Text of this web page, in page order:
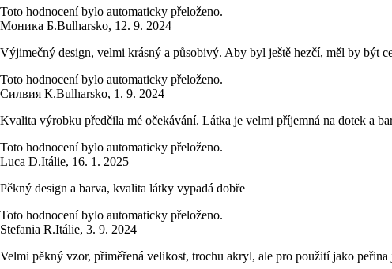
Toto hodnocení bylo automaticky přeloženo.
Моника Б.Bulharsko, 12. 9. 2024
Výjimečný design, velmi krásný a působivý. Aby byl ještě hezčí, měl by být
Toto hodnocení bylo automaticky přeloženo.
Силвия К.Bulharsko, 1. 9. 2024
Kvalita výrobku předčila mé očekávání. Látka je velmi příjemná na dotek a
Toto hodnocení bylo automaticky přeloženo.
Luca D.Itálie, 16. 1. 2025
Pěkný design a barva, kvalita látky vypadá dobře
Toto hodnocení bylo automaticky přeloženo.
Stefania R.Itálie, 3. 9. 2024
Velmi pěkný vzor, přiměřená velikost, trochu akryl, ale pro použití jako peřina